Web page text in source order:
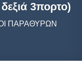
3πορτο)
ΠΑΡΑΘΥΡΩΝ